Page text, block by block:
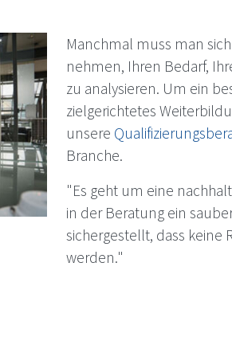
Manchmal muss man
nehmen, Ihren Bedarf,
zu analysieren. Um ein
zielgerichtetes
unsere
Branche.
"Es geht um eine
in der Beratung ein
sichergestellt, dass keine
werden."